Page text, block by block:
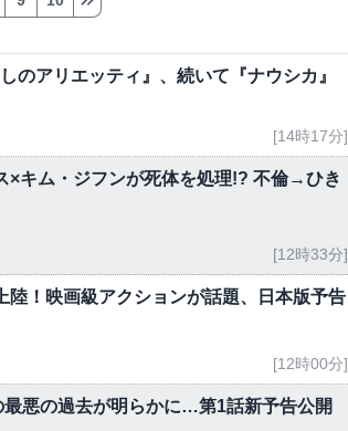
アリエッティ』、続いて『ナウシカ』
[14時17分]
×キム・ジフンが死体を処理!? 不倫→ひき
[12時33分]
陸！映画級アクションが話題、日本版予告
[12時00分]
最悪の過去が明らかに…第1話新予告公開